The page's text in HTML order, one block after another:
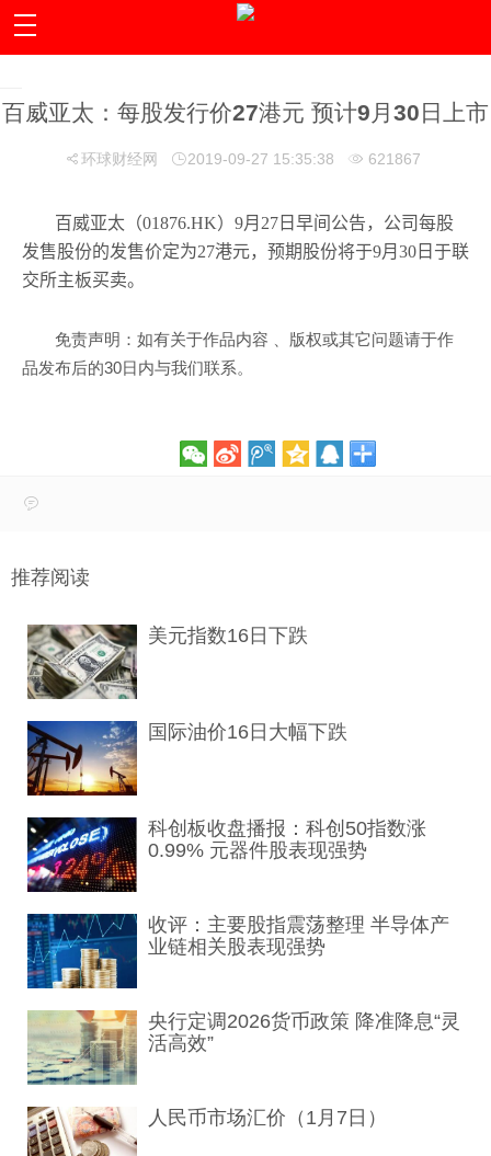
百威亚太：每股发行价27港元 预计9月30日上市
环球财经网 2019-09-27 15:35:38 621867
百威亚太（01876.HK）9月27日早间公告，公司每股
发售股份的发售价定为27港元，预期股份将于9月30日于联
交所主板买卖。
免责声明：如有关于作品内容 、版权或其它问题请于作
品发布后的30日内与我们联系。
推荐阅读
美元指数16日下跌
国际油价16日大幅下跌
科创板收盘播报：科创50指数涨
0.99% 元器件股表现强势
收评：主要股指震荡整理 半导体产
业链相关股表现强势
央行定调2026货币政策 降准降息“灵
活高效”
人民币市场汇价（1月7日）